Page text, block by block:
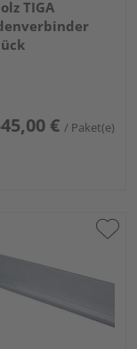
TIGA
€ / Paket(e)